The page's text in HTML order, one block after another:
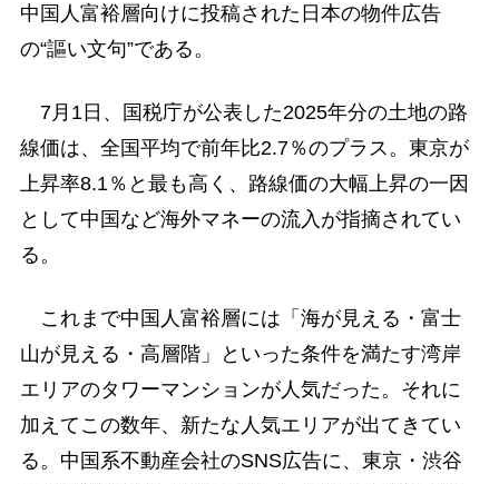
中国人富裕層向けに投稿された日本の物件広告
の“謳い文句”である。
7月1日、国税庁が公表した2025年分の土地の路
線価は、全国平均で前年比2.7％のプラス。東京が
上昇率8.1％と最も高く、路線価の大幅上昇の一因
として中国など海外マネーの流入が指摘されてい
る。
これまで中国人富裕層には「海が見える・富士
山が見える・高層階」といった条件を満たす湾岸
エリアのタワーマンションが人気だった。それに
加えてこの数年、新たな人気エリアが出てきてい
る。中国系不動産会社のSNS広告に、東京・渋谷